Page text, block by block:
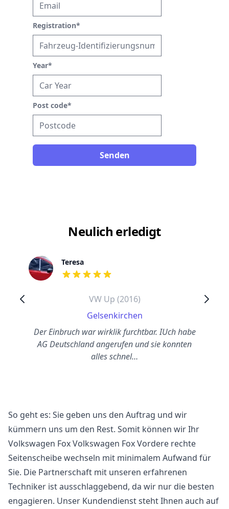
Registration*
Year*
Post code*
Senden
Neulich erledigt
Teresa
out of 5 stars
VW Up (2016)
Gelsenkirchen
Der Einbruch war wirklik furchtbar. IUch habe
AG Deutschland angerufen und sie konnten
alles schnel…
So geht es: Sie geben uns den Auftrag und wir
kümmern uns um den Rest. Somit können wir Ihr
Volkswagen Fox Volkswagen Fox Vordere rechte
Seitenscheibe wechseln mit minimalem Aufwand für
Sie. Die Partnerschaft mit unseren erfahrenen
Techniker ist ausschlaggebend, da wir nur die besten
engagieren. Unser Kundendienst steht Ihnen auch auf